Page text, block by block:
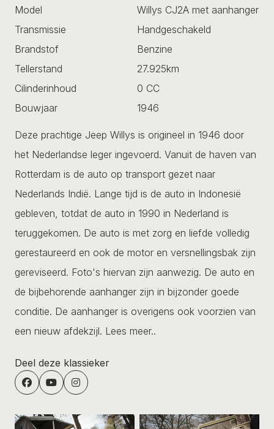
Model
Willys CJ2A met aanhanger
Transmissie
Handgeschakeld
Brandstof
Benzine
Tellerstand
27.925km
Cilinderinhoud
0 CC
Bouwjaar
1946
Deze prachtige Jeep Willys is origineel in 1946 door
het Nederlandse leger ingevoerd. Vanuit de haven van
Rotterdam is de auto op transport gezet naar
Nederlands Indië. Lange tijd is de auto in Indonesië
gebleven, totdat de auto in 1990 in Nederland is
teruggekomen. De auto is met zorg en liefde volledig
gerestaureerd en ook de motor en versnellingsbak zijn
gereviseerd. Foto's hiervan zijn aanwezig. De auto en
de bijbehorende aanhanger zijn in bijzonder goede
conditie. De aanhanger is overigens ook voorzien van
een nieuw afdekzijl. Lees meer..
Deel deze klassieker